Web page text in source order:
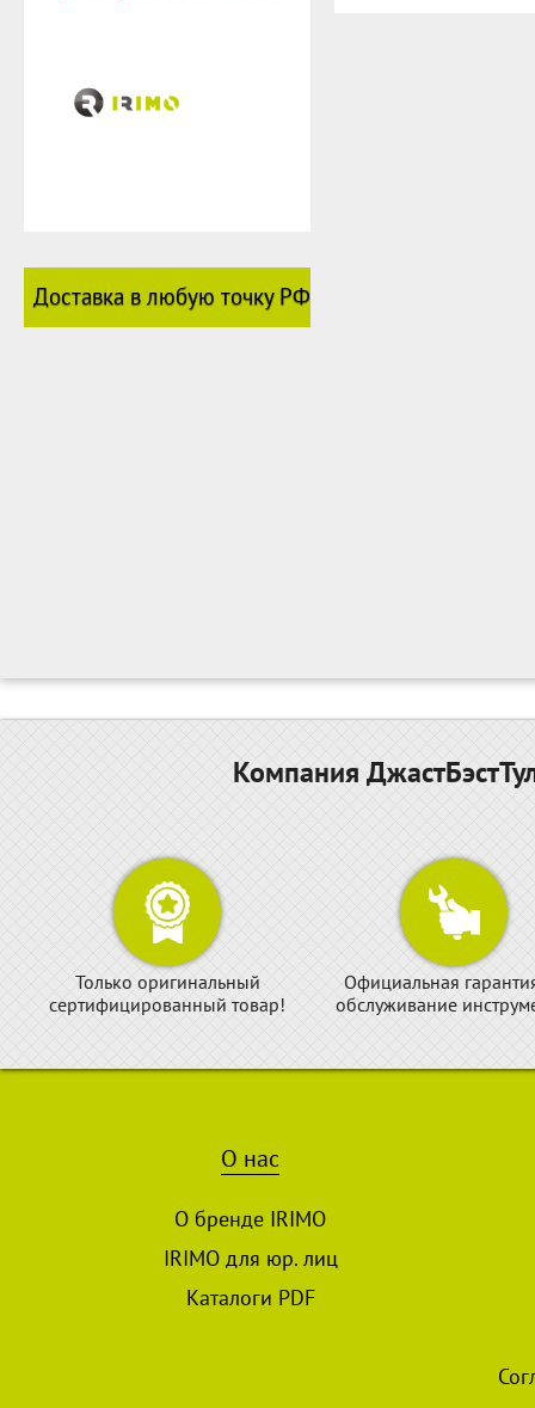
Доставка в любую точку РФ
Компания
Только оригинальный
сертифицированный товар!
Официальная
обслуживание
О нас
О бренде IRIMO
IRIMO для юр. лиц
Каталоги PDF